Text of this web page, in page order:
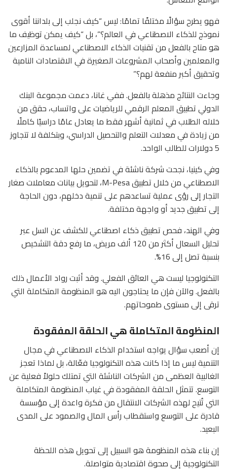
فهو يطرح سؤالًا مختلفًا تمامًا: ليس “كيف نجلب إلى بلداننا أقوى
نموذج للذكاء الاصطناعي في العالم؟”، بل “كيف يمكن توظيف ما
هو متاح بالفعل من تقنيات الذكاء الاصطناعي لمساعدة المزارعين
والمعلمين وأصحاب المشروعات الصغيرة في الاقتصادات النامية
وتحقيق أكبر منفعة لهم؟”
وجاءت النتائج مذهلة بالفعل. ففي غانا، دعمت مجموعة البنك
الدولي تطبيق المعلم الرقمي للرياضيات على واتساب، حقق من
خلاله الطلاب في ثمانية أشهر فقط ما يعادل عامًا دراسيًا كاملًا
من زيادة في معدلات التعلم والتحصيل الدراسي، وبتكلفة لا تتجاوز
5 دولارات للطالب الواحد.
وفي كينيا، نجحت شركة ناشئة في تضمين حلها المدعوم بالذكاء
الاصطناعي من خلال تطبيق M-Pesa، لتحويل بيانات معاملات صغار
التجار إلى رؤى عملية تساعدهم على تنمية دخلهم، دون الحاجة
إلى تطبيق جديد أو واجهة مختلفة.
وفي الهند، فحص تطبيق ذكاء اصطناعي للكشف عن السل عبر
تحليل السعال أكثر من 120 ألف مريض، ما رفع دقة التشخيص
بنسبة تصل إلى 16%.
التكنولوجيا ليست هي العائق الفعلي. وقد أثبت رواد الأعمال ذلك
بالفعل. والآن فإن ما يحتاجون اليه هو المنظومة المتكاملة التي
ترقى إلى مستوى طموحاتهم.
المنظومة المتكاملة هي الحلقة المفقودة
إن أصعب سؤال يواجه استخدام الذكاء الاصطناعي في مجال
التنمية ليس ما إذا كانت هذه التكنولوجيا فعّالة، بل لماذا تعجز
الغالبية العظمى من الشركات الناشئة التي تمتلك حلولاً فعلية عن
التوسع. تتمثل الحلقة المفقودة في غياب المنظومة المتكاملة
التي تُتيح لهذه الشركات الانتقال من فكرة واعدة إلى مؤسسة
قادرة على التوسع واستقطاب رأس المال والصمود على المدى
البعيد.
إن بناء هذه المنظومة هو السبيل إلى تحويل هذه اللحظة
التكنولوجية إلى صحوة اقتصادية متواصلة.